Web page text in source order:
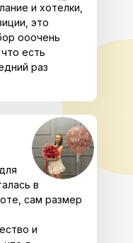
и хотелки,
это
ооочень
есть
раз
в
сам размер
и